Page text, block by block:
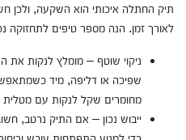
תיק החתלה איכותי הוא השקעה, ולכן
לאורך זמן. הנה מספר טיפים לתחזוקה
ניקוי שוטף – מומלץ לנקות
שפיכה או דליפה, מיד
מחומרים שקל לנקות עם
ייבוש נכון – אם התיק נרטב,